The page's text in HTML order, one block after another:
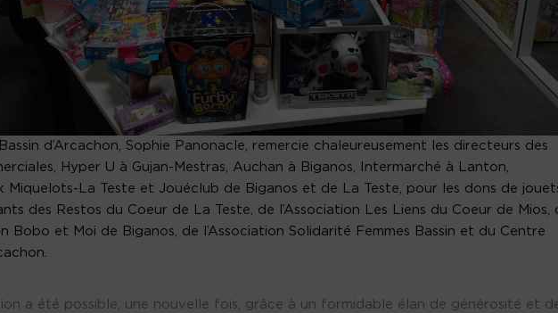
d’Arcachon, Sophie Panonacle, remercie chaleureusement les directeurs des
Hyper U à Gujan-Mestras, Auchan à Biganos, Intermarché à Lanton,
Miquelots-La Teste et Jouéclub de Biganos et de La Teste, pour les dons de
des Restos du Coeur de La Teste, de l’Association Les Liens du Coeur de Mios,
Bobo et Moi de Biganos, de l’Association Solidarité Femmes Bassin et du Centre
a été possible, une nouvelle fois, grâce à un formidable élan de générosité et